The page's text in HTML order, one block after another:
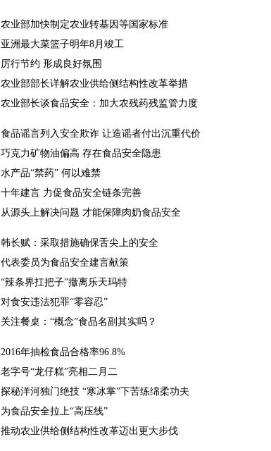
农业部加快制定农业转基因等国家标准
亚洲最大菜篮子明年8月竣工
厉行节约 形成良好氛围
农业部部长详解农业供给侧结构性改革举措
农业部长谈食品安全：加大农残药残监管力度
食品谣言列入安全欺诈 让造谣者付出沉重代价
巧克力矿物油偏高 存在食品安全隐患
水产品“禁药” 何以难禁
十年建言 力促食品安全链条完善
从源头上解决问题 才能保障肉奶食品安全
韩长赋：采取措施确保舌尖上的安全
代表委员为食品安全建言献策
“辣条界扛把子”撤离乐天玛特
对食安违法犯罪“零容忍”
关注餐桌：“概念”食品名副其实吗？
2016年抽检食品合格率96.8%
老字号“龙仔糕”亮相二月二
探秘洋河独门绝技 “寒冰掌”下苦练绵柔功夫
为食品安全拉上“高压线”
推动农业供给侧结构性改革迈出更大步伐
科普活动